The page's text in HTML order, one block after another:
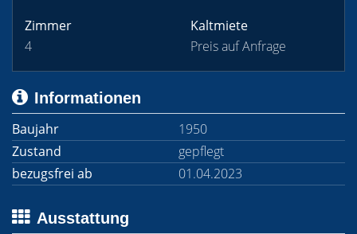
Zimmer
4
Kaltmiete
Preis auf Anfrage
Informationen
Baujahr
1950
Zustand
gepflegt
bezugsfrei ab
01.04.2023
Ausstattung